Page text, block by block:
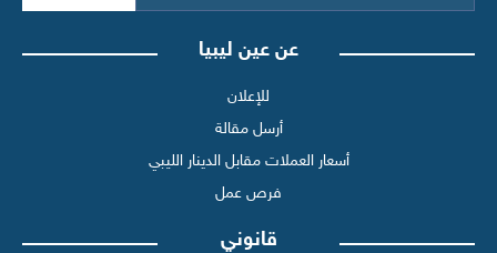
عن عين ليبيا
للإعلان
أرسل مقالة
أسعار العملات مقابل الدينار الليبي
فرص عمل
قانوني